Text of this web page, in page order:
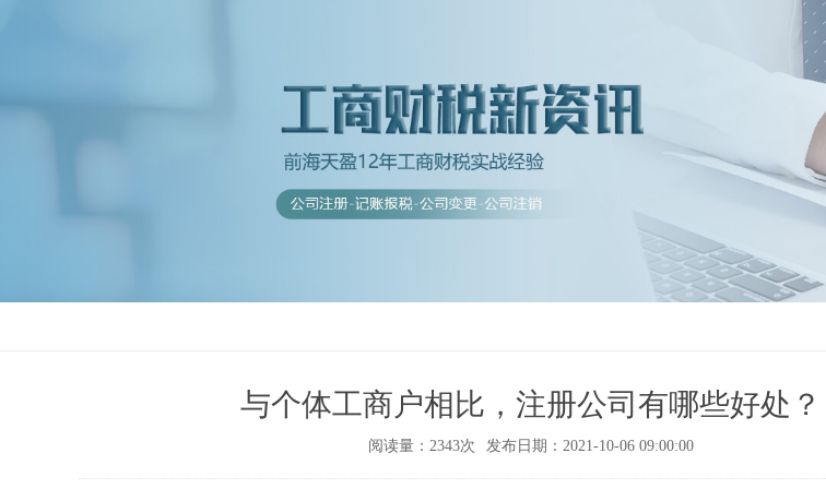
与个体工商户相比，注册公司有哪些好处？
阅读量：2343次 发布日期：2021-10-06 09:00:00